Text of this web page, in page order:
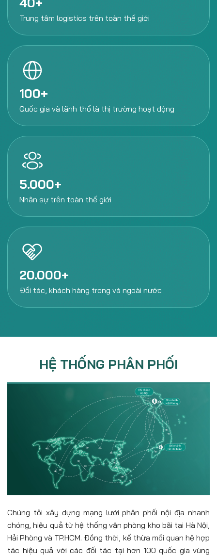
Trung tâm logistics trên toàn thế giới
100
Quốc gia và lãnh thổ là thị trường hoạt động
5.000
Nhân sự trên toàn thế giới
20.000
Đối tác, khách hàng trong và ngoài nước
HỆ THỐNG PHÂN PHỐI
Chúng tôi xây dựng mạng lưới phân phối nội địa nhanh
chóng, hiệu quả từ hệ thống văn phòng kho bãi tại Hà Nội,
Hải Phòng và TP.HCM. Đồng thời, kế thừa mối quan hệ hợp
tác hiệu quả với các đối tác tại hơn 100 quốc gia vùng